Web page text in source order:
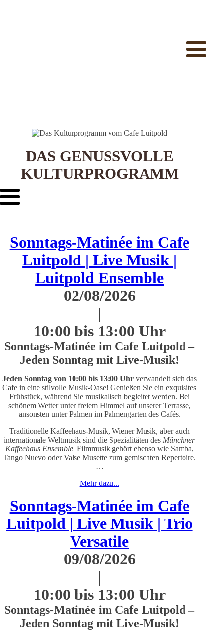
DAS GENUSSVOLLE
KULTURPROGRAMM
Sonntags-Matinée im Cafe
Luitpold | Live Musik |
Luitpold Ensemble
02/08/2026
|
10:00 bis 13:00 Uhr
Sonntags-Matinée im Cafe Luitpold –
Jeden Sonntag mit Live-Musik!
Jeden Sonntag von 10:00 bis 13:00 Uhr verwandelt sich das
Cafe in eine stilvolle Musik-Oase! Genießen Sie ein exquisites
Frühstück, während Sie musikalisch begleitet werden. Bei
schönem Wetter unter freiem Himmel auf unserer Terrasse,
ansonsten unter Palmen im Palmengarten des Cafés.
Traditionelle Kaffeehaus-Musik, Wiener Musik, aber auch
internationale Weltmusik sind die Spezialitäten des Münchner
Kaffeehaus Ensemble. Filmmusik gehört ebenso wie Samba,
Tango Nuevo oder Valse Musette zum gemischten Repertoire.
…
Mehr dazu...
Sonntags-Matinée im Cafe
Luitpold | Live Musik | Trio
Versatile
09/08/2026
|
10:00 bis 13:00 Uhr
Sonntags-Matinée im Cafe Luitpold –
Jeden Sonntag mit Live-Musik!